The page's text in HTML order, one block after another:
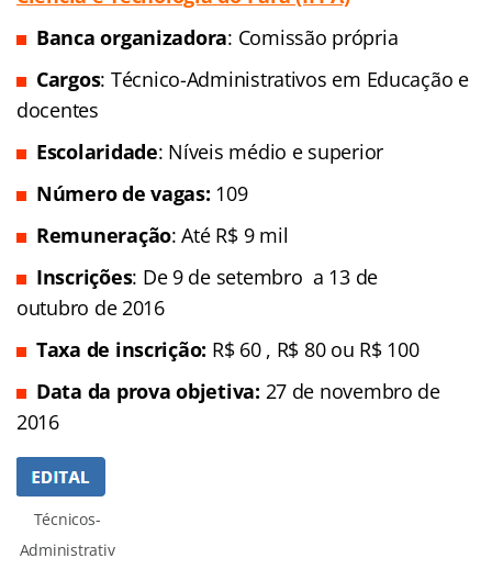
Banca organizadora: Comissão própria
Cargos: Técnico-Administrativos em Educação e
docentes
Escolaridade: Níveis médio e superior
Número de vagas: 109
Remuneração: Até R$ 9 mil
Inscrições: De 9 de setembro a 13 de
outubro de 2016
Taxa de inscrição: R$ 60 , R$ 80 ou R$ 100
Data da prova objetiva: 27 de novembro de
2016
Técnicos-
Administrativ